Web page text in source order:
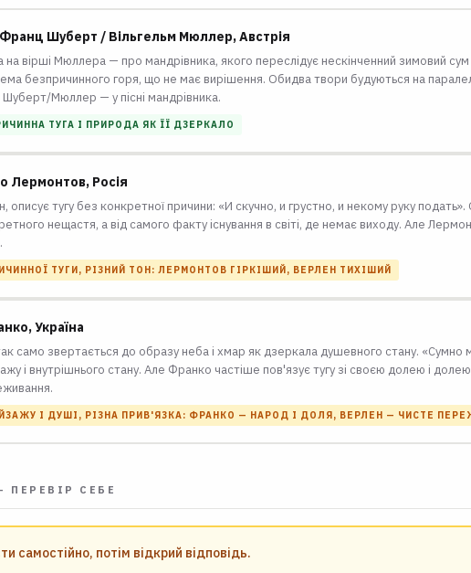
Шуберт / Вільгельм Мюллер, Австрія
на вірші Мюллера — про мандрівника, якого переслідує нескінченний зимовий
безпричинного горя, що не має вирішення. Обидва твори будуються на
Мюллер — у пісні мандрівника.
ТУГА І ПРИРОДА ЯК ЇЇ ДЗЕРКАЛО
Лермонтов, Росія
описує тугу без конкретної причини: «И скучно, и грустно, и некому руку
нещастя, а від самого факту існування в світі, де немає виходу. Але
ТУГИ, РІЗНИЙ ТОН: ЛЕРМОНТОВ ГІРКІШИЙ, ВЕРЛЕН ТИХІШИЙ
Україна
само звертається до образу неба і хмар як дзеркала душевного стану. «Сумно
і внутрішнього стану. Але Франко частіше пов'язує тугу зі своєю долею і
І ДУШІ, РІЗНА ПРИВ'ЯЗКА: ФРАНКО — НАРОД І ДОЛЯ, ВЕРЛЕН — ЧИСТЕ
ПЕРЕВІР СЕБЕ
самостійно, потім відкрий відповідь.